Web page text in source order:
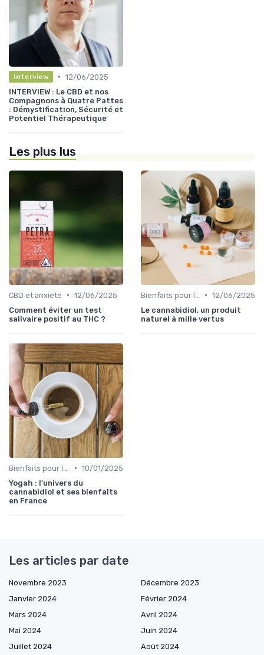
Interview • 12/06/2025
INTERVIEW : Le CBD et nos
Compagnons à Quatre Pattes
: Démystification, Sécurité et
Potentiel Thérapeutique
Les plus lus
CBD et anxiété • 12/06/2025
Comment éviter un test
salivaire positif au THC ?
• 12/06/2025
Le cannabidiol, un produit
naturel à mille vertus
• 10/01/2025
Yogah : l'univers du
cannabidiol et ses bienfaits
en France
Les articles par date
Novembre 2023
Décembre 2023
Janvier 2024
Février 2024
Mars 2024
Avril 2024
Mai 2024
Juin 2024
Juillet 2024
Août 2024